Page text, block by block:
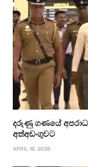
දරුණු ගණයේ අපරාධ
අත්අඩංගුවට
APRIL 19, 2026